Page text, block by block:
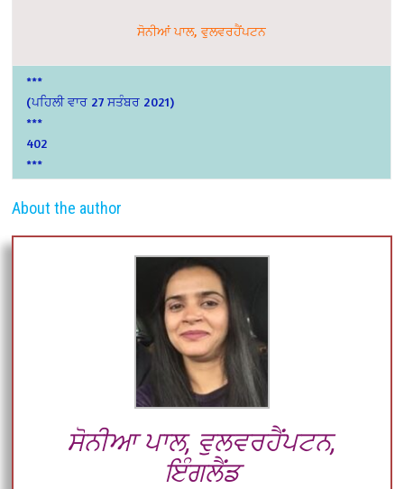
ਸੋਨੀਆਂ ਪਾਲ, ਵੁਲਵਰਹੈਂਪਟਨ
***
(ਪਹਿਲੀ ਵਾਰ 27 ਸਤੰਬਰ 2021)
***
402
***
About the author
ਸੋਨੀਆ ਪਾਲ, ਵੁਲਵਰਹੈਂਪਟਨ,
ਇੰਗਲੈਂਡ